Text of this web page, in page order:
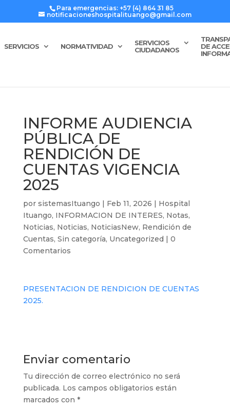
Para emergencias: +57 (4) 864 31 85
notificacioneshospitalituango@gmail.com
SERVICIOS NORMATIVIDAD
SERVICIOS
CIUDADANOS
DE
INFORME AUDIENCIA
PÚBLICA DE
RENDICIÓN DE
CUENTAS VIGENCIA
2025
por sistemasItuango | Feb 11, 2026 | Hospital
Ituango, INFORMACION DE INTERES, Notas,
Noticias, Noticias, NoticiasNew, Rendición de
Cuentas, Sin categoría, Uncategorized | 0
Comentarios
PRESENTACION DE RENDICION DE CUENTAS
2025.
Enviar comentario
Tu dirección de correo electrónico no será
publicada. Los campos obligatorios están
marcados con *